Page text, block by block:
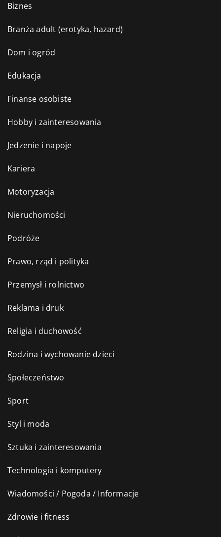
Biznes
Branża adult (erotyka, hazard)
Dom i ogród
Edukacja
Finanse osobiste
Hobby i zainteresowania
Jedzenie i napoje
Kariera
Motoryzacja
Nieruchomości
Podróże
Prawo, rząd i polityka
Przemysł i rolnictwo
Reklama i druk
Religia i duchowość
Rodzina i wychowanie dzieci
Społeczeństwo
Sport
Styl i moda
Sztuka i zainteresowania
Technologia i komputery
Wiadomości / Pogoda / Informacje
Zdrowie i fitness